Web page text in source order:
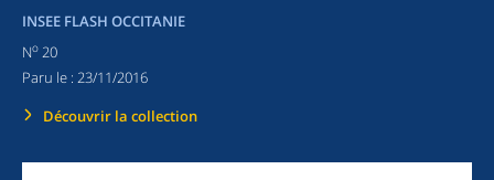
INSEE FLASH OCCITANIE
No 20
Paru le : 23/11/2016
Découvrir la collection